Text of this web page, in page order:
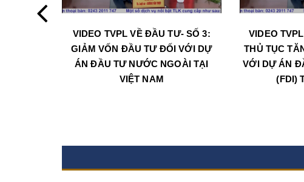
VIDEO TVPL VỀ ĐẦU TƯ- SỐ 3:
GIẢM VỐN ĐẦU TƯ ĐỐI VỚI DỰ
ÁN ĐẦU TƯ NƯỚC NGOÀI TẠI
VIỆT NAM
VIDEO
THỦ TỤC
VỚI DỰ ÁN
(FDI)